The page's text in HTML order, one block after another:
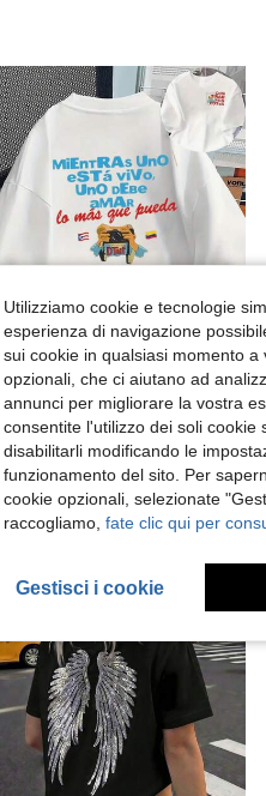
7
-3% Maglietta in puro cotone da donna per estate/autunno, stampa grafica divertente di rana, vestibilità ampia casual sportiva, abbigliamento casual sportivo per vacanze e festività
10.86€ 11.27€
Utilizziamo cookie e tecnologie
esperienza di navigazione
sui cookie in qualsiasi momento
opzionali, che ci aiutano ad
annunci per migliorare la vostra
consentite l'utilizzo dei soli
disabilitarli modificando le
funzionamento del sito. Per
cookie opzionali, selezionate
raccogliamo, fate clic qui per
Gestisci i cookie